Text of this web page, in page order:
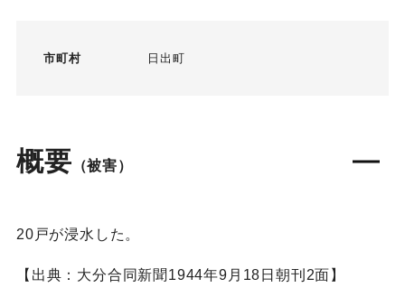
市町村 日出町
概要 （被害）
20戸が浸水した。
【出典：大分合同新聞1944年9月18日朝刊2面】